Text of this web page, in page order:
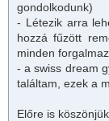
gondolkodunk)
- Létezik arra
hozzá fűzött
minden
- a swiss dream
találtam, ezek a
Előre is